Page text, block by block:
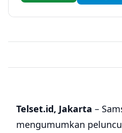
Telset.id, Jakarta –
mengumumkan